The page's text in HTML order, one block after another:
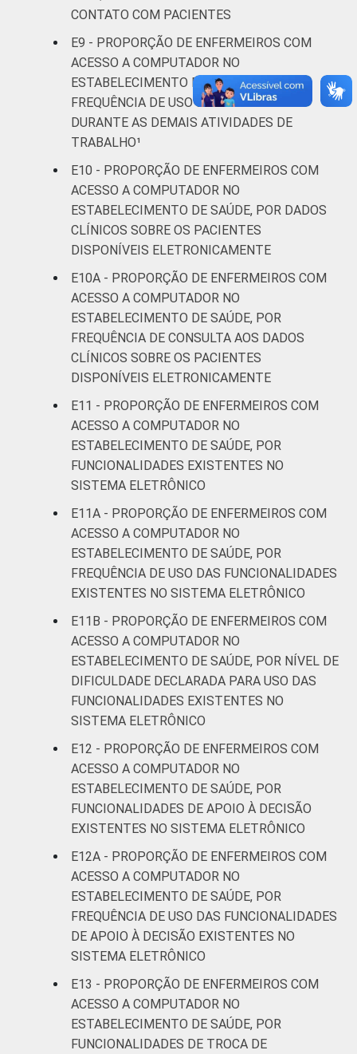
CONTATO COM PACIENTES
E9 - PROPORÇÃO DE ENFERMEIROS COM
ACESSO A COMPUTADOR NO
ESTABELECIMENTO DE SAÚDE, POR
FREQUÊNCIA DE USO DO COMPUTADOR
DURANTE AS DEMAIS ATIVIDADES DE
TRABALHO¹
E10 - PROPORÇÃO DE ENFERMEIROS COM
ACESSO A COMPUTADOR NO
ESTABELECIMENTO DE SAÚDE, POR DADOS
CLÍNICOS SOBRE OS PACIENTES
DISPONÍVEIS ELETRONICAMENTE
E10A - PROPORÇÃO DE ENFERMEIROS COM
ACESSO A COMPUTADOR NO
ESTABELECIMENTO DE SAÚDE, POR
FREQUÊNCIA DE CONSULTA AOS DADOS
CLÍNICOS SOBRE OS PACIENTES
DISPONÍVEIS ELETRONICAMENTE
E11 - PROPORÇÃO DE ENFERMEIROS COM
ACESSO A COMPUTADOR NO
ESTABELECIMENTO DE SAÚDE, POR
FUNCIONALIDADES EXISTENTES NO
SISTEMA ELETRÔNICO
E11A - PROPORÇÃO DE ENFERMEIROS COM
ACESSO A COMPUTADOR NO
ESTABELECIMENTO DE SAÚDE, POR
FREQUÊNCIA DE USO DAS FUNCIONALIDADES
EXISTENTES NO SISTEMA ELETRÔNICO
E11B - PROPORÇÃO DE ENFERMEIROS COM
ACESSO A COMPUTADOR NO
ESTABELECIMENTO DE SAÚDE, POR NÍVEL DE
DIFICULDADE DECLARADA PARA USO DAS
FUNCIONALIDADES EXISTENTES NO
SISTEMA ELETRÔNICO
E12 - PROPORÇÃO DE ENFERMEIROS COM
ACESSO A COMPUTADOR NO
ESTABELECIMENTO DE SAÚDE, POR
FUNCIONALIDADES DE APOIO À DECISÃO
EXISTENTES NO SISTEMA ELETRÔNICO
E12A - PROPORÇÃO DE ENFERMEIROS COM
ACESSO A COMPUTADOR NO
ESTABELECIMENTO DE SAÚDE, POR
FREQUÊNCIA DE USO DAS FUNCIONALIDADES
DE APOIO À DECISÃO EXISTENTES NO
SISTEMA ELETRÔNICO
E13 - PROPORÇÃO DE ENFERMEIROS COM
ACESSO A COMPUTADOR NO
ESTABELECIMENTO DE SAÚDE, POR
FUNCIONALIDADES DE TROCA DE